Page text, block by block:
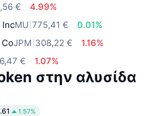
€
4.99%
IncMU 775,41 €
0.01%
JPM 308,22 €
1.16%
€ 1.07%
στην αλυσίδα
1.57%